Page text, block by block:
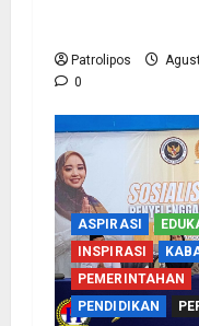
Patrolipos
0
ASPIRASI
INSPIRASI
PEMERINTAHAN
PENDIDIKAN